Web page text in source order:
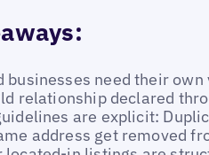
businesses need their
relationship declared
are explicit:
address get removed